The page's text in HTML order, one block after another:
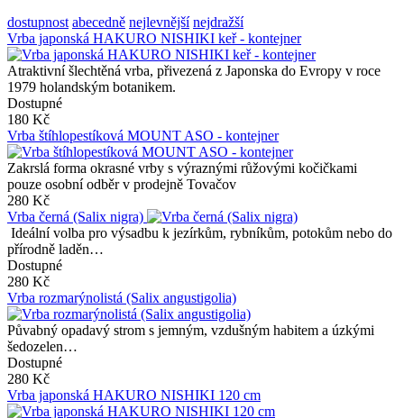
dostupnost abecedně nejlevnější nejdražší
Vrba japonská HAKURO NISHIKI keř - kontejner
Atraktivní šlechtěná vrba, přivezená z Japonska do Evropy v roce
1979 holandským botanikem.
Dostupné
180 Kč
Vrba štíhlopestíková MOUNT ASO - kontejner
Zakrslá forma okrasné vrby s výraznými růžovými kočičkami
pouze osobní odběr v prodejně Tovačov
280 Kč
Vrba černá (Salix nigra)
Ideální volba pro výsadbu k jezírkům, rybníkům, potokům nebo do
přírodně laděn…
Dostupné
280 Kč
Vrba rozmarýnolistá (Salix angustigolia)
Půvabný opadavý strom s jemným, vzdušným habitem a úzkými
šedozelen…
Dostupné
280 Kč
Vrba japonská HAKURO NISHIKI 120 cm